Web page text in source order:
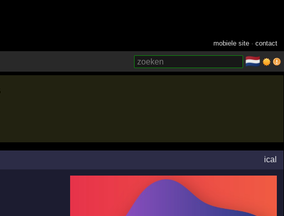
mobiele site ·contact
🇳🇱
ical